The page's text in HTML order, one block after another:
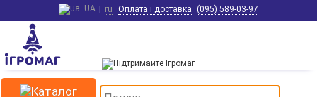
UA | ru Оплата і доставка (095) 589-03-97